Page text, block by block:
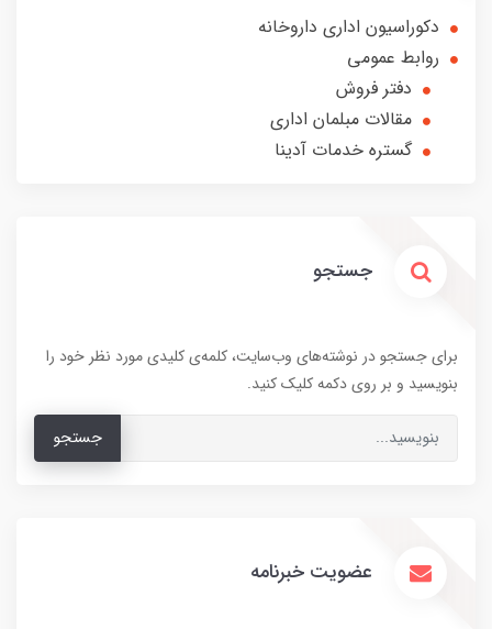
دکوراسیون اداری داروخانه
روابط عمومی
دفتر فروش
مقالات مبلمان اداری
گستره خدمات آدینا
جستجو
برای جستجو در نوشته‌های وب‌سایت، کلمه‌ی کلیدی مورد نظر خود را
بنویسید و بر روی دکمه کلیک کنید.
جستجو
عضویت خبرنامه